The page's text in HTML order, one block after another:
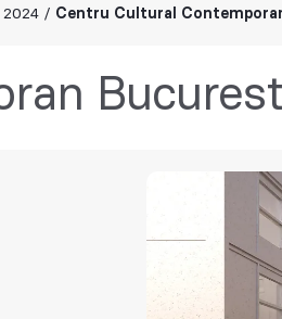
2024 / Centru Cultural